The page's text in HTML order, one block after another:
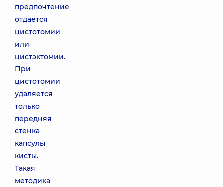
предпочтение
отдается
цистотомии
или
цистэктомии.
При
цистотомии
удаляется
только
передняя
стенка
капсулы
кисты.
Такая
методика